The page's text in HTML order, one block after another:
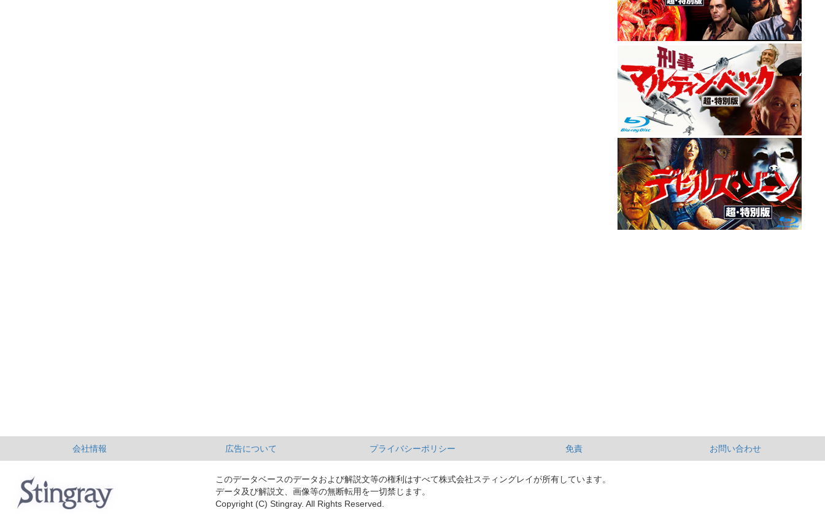
会社情報 広告について プライバシーポリシー 免責 お問い合わせ
このデータベースのデータおよび解説文等の権利はすべて株式会社スティングレイが所有しています。
データ及び解説文、画像等の無断転用を一切禁じます。
Copyright (C) Stingray. All Rights Reserved.